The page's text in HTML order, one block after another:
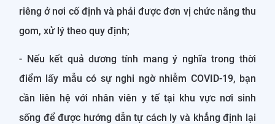
riêng ở nơi cố định và phải được đơn vị chức năng thu
gom, xử lý theo quy định;
- Nếu kết quả dương tính mang ý nghĩa trong thời
điểm lấy mẫu có sự nghi ngờ nhiễm COVID-19, bạn
cần liên hệ với nhân viên y tế tại khu vực nơi sinh
sống để được hướng dẫn tự cách ly và khẳng định lại